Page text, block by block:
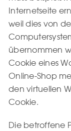
Internetseite
weil dies von
übernommen
Cookie eines
Online-Shop
den virtuellen
Cookie.
Die betroffene